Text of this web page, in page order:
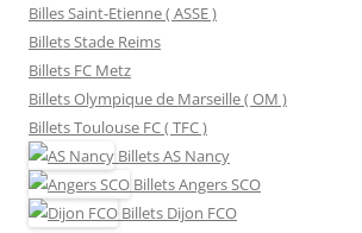
Billes Saint-Etienne ( ASSE )
Billets Stade Reims
Billets FC Metz
Billets Olympique de Marseille ( OM )
Billets Toulouse FC ( TFC )
BilletsAS Nancy
BilletsAngers SCO
Billets Dijon FCO